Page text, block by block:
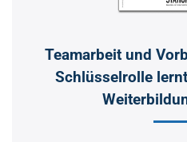
Teamarbeit und
Schlüsselrolle